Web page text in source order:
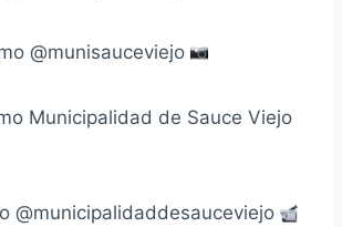
@munisauceviejo
Municipalidad de Sauce Viejo
@municipalidaddesauceviejo